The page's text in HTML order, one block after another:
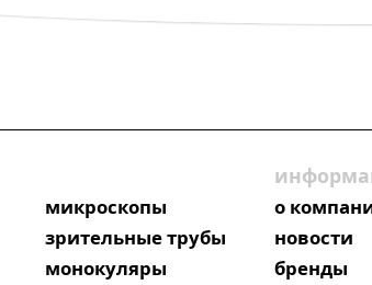
микроскопы
зрительные трубы
монокуляры
о
новости
бренды